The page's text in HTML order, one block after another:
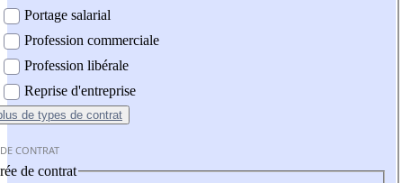
Portage salarial
Profession commerciale
Profession libérale
Reprise d'entreprise
de types de contrat
CONTRAT
de contrat